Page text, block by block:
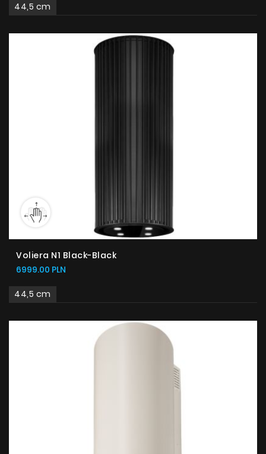
44,5 cm
Voliera N1 Black-Black
6999.00 PLN
44,5 cm